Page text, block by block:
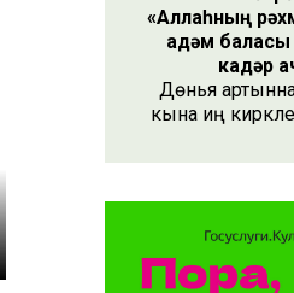
«Аллаһның
адәм баласы
кадәр
Дөнья
кына иң кирәкле
Әлеге сүзне
кеше бөтен